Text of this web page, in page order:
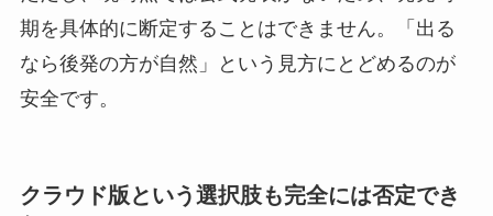
期を具体的に断定することはできません。「出る
なら後発の方が自然」という見方にとどめるのが
安全です。
クラウド版という選択肢も完全には否定でき